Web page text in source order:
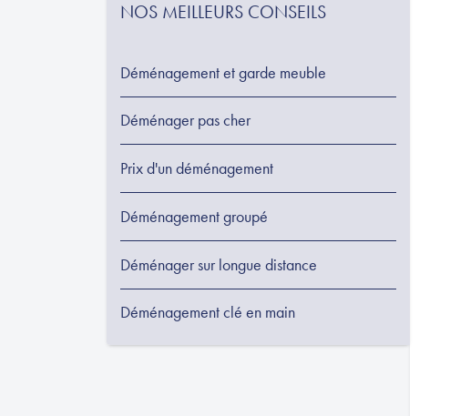
NOS MEILLEURS CONSEILS
Déménagement et garde meuble
Déménager pas cher
Prix d'un déménagement
Déménagement groupé
Déménager sur longue distance
Déménagement clé en main